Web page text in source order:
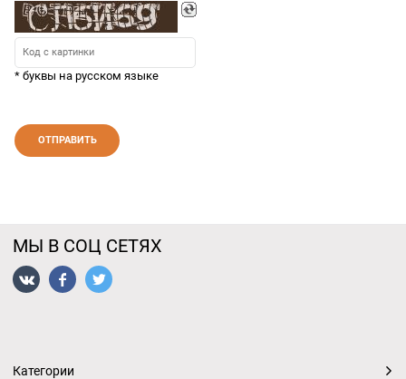
* буквы на русском языке
МЫ В СОЦ СЕТЯХ
Категории